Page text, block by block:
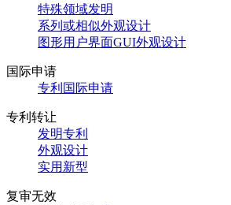
特殊领域发明
系列或相似外观设计
图形用户界面GUI外观设计
国际申请
专利国际申请
专利转让
发明专利
外观设计
实用新型
复审无效